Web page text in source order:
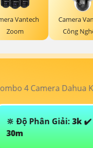
Vantech
Zoom
Camera
Công
4 Camera Dahua
Độ Phân Giải:3k✔️